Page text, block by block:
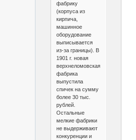
фабрику
(корпуса из
кирпича,
машинное
оборудование
выписывается
из-за границы). В
1901 г. новая
верхнеломовская
фабрика
выпустила
спичек на сумму
более 30 тыс.
рублей.
Остальные
мелкие фабрики
не выдерживают
конкуренции и